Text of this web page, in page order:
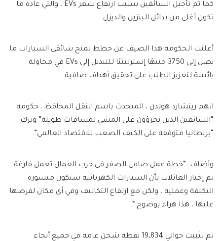
كما تم تأجيل السائقين بسبب ارتفاع سعر EVs ، والتي عادة ما
تكون أغلى من بدائل البنزين والديزل.
أعلنت الحكومة هذا الصيف عن خطط لمنح سائقي السيارات ما
يصل إلى 3750 جنيهًا إسترلينيًا للتبديل إلى EVs في محاولة
يائسة لتعزيز الطلب على تحقيق أهداف صافية.
اتهم ريتشارد هولدن ، المتحدث باسم النقل المحافظ ، حكومة
“السائقين الذين يجرؤون على المشي لمسافات طويلة” وترك
“بريطانيا متوقفة على الكتف الصعب للاقتصاد العالمي”.
وأضاف: “خطة عمل صافي الصفر في حزب العمال تعمل فارغة.
تم إخبار العائلات بأن السيارات الكهربائية ستكون ميسورة
التكلفة وعملية ، ولكن مع ارتفاع التكاليف وفي أي مكان لفرضها
عليها ، هذا هراء بوضوح “.
تم تثبيت حوالي 19،834 نقطة شحن عامة في جميع أنحاء